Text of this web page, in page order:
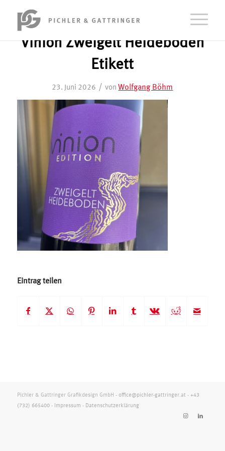
Vinion Zweigelt Heideboden
Etikett
23. Juni 2026 / von Wolfgang Böhm
Eintrag teilen
Pichler & Gattringer Grafikdesign GmbH - office@pichler-gattringer.at - +43
(732) 665400- Impressum - Datenschutzerklärung